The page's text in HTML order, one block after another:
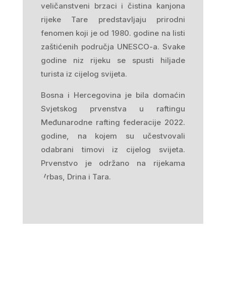
veličanstveni brzaci i čistina kanjona
rijeke Tare predstavljaju prirodni
fenomen koji je od 1980. godine na listi
zaštićenih područja UNESCO-a. Svake
godine niz rijeku se spusti hiljade
turista iz cijelog svijeta.
Bosna i Hercegovina je bila domaćin
Svjetskog prvenstva u raftingu
Međunarodne rafting federacije 2022.
godine, na kojem su učestvovali
odabrani timovi iz cijelog svijeta.
Prvenstvo je održano na rijekama
Vrbas, Drina i Tara.